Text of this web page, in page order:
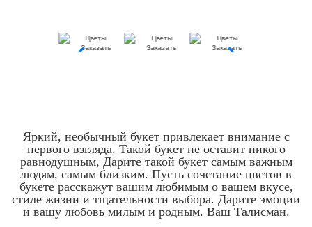
Яркий, необычный букет привлекает внимание с
первого взгляда. Такой букет не оставит никого
равнодушным, Дарите такой букет самым важным
людям, самым близким. Пусть сочетание цветов в
букете расскажут вашим любимым о вашем вкусе,
стиле жизни и тщательности выбора. Дарите эмоции
и вашу любовь милым и родным. Ваш Талисман.